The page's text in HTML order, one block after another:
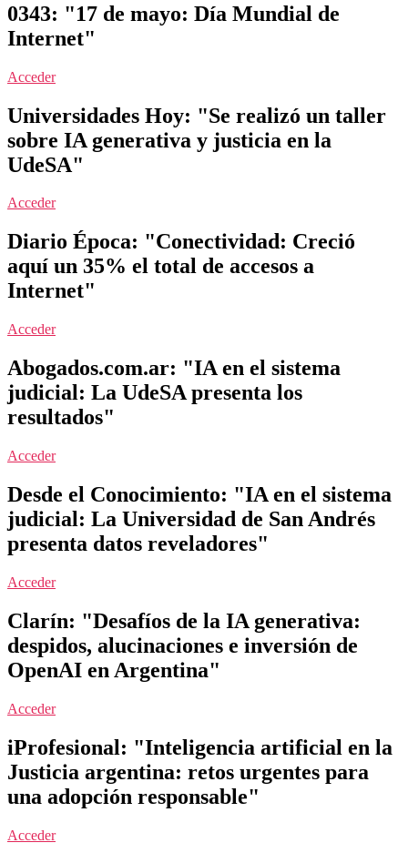
0343: "17 de mayo: Día Mundial de
Internet"
Acceder
Universidades Hoy: "Se realizó un taller
sobre IA generativa y justicia en la
UdeSA"
Acceder
Diario Época: "Conectividad: Creció
aquí un 35% el total de accesos a
Internet"
Acceder
Abogados.com.ar: "IA en el sistema
judicial: La UdeSA presenta los
resultados"
Acceder
Desde el Conocimiento: "IA en el sistema
judicial: La Universidad de San Andrés
presenta datos reveladores"
Acceder
Clarín: "Desafíos de la IA generativa:
despidos, alucinaciones e inversión de
OpenAI en Argentina"
Acceder
iProfesional: "Inteligencia artificial en la
Justicia argentina: retos urgentes para
una adopción responsable"
Acceder